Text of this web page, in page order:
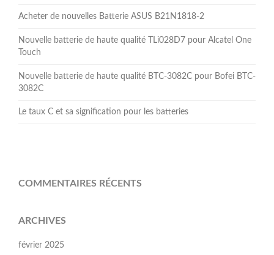
Acheter de nouvelles Batterie ASUS B21N1818-2
Nouvelle batterie de haute qualité TLi028D7 pour Alcatel One
Touch
Nouvelle batterie de haute qualité BTC-3082C pour Bofei BTC-
3082C
Le taux C et sa signification pour les batteries
COMMENTAIRES RÉCENTS
ARCHIVES
février 2025